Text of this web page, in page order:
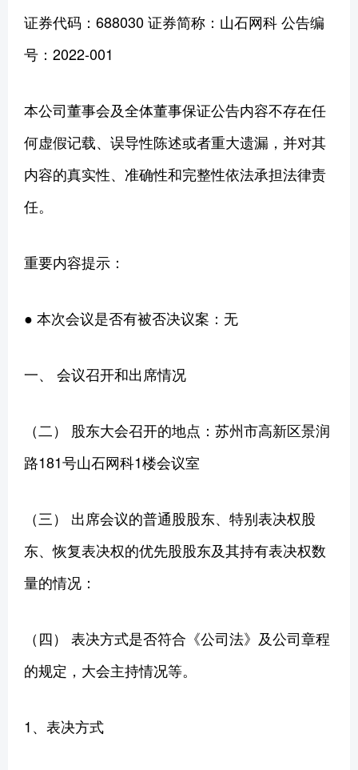
证券代码：688030 证券简称：山石网科 公告编
号：2022-001
本公司董事会及全体董事保证公告内容不存在任
何虚假记载、误导性陈述或者重大遗漏，并对其
内容的真实性、准确性和完整性依法承担法律责
任。
重要内容提示：
● 本次会议是否有被否决议案：无
一、 会议召开和出席情况
（二） 股东大会召开的地点：苏州市高新区景润
路181号山石网科1楼会议室
（三） 出席会议的普通股股东、特别表决权股
东、恢复表决权的优先股股东及其持有表决权数
量的情况：
（四） 表决方式是否符合《公司法》及公司章程
的规定，大会主持情况等。
1、表决方式